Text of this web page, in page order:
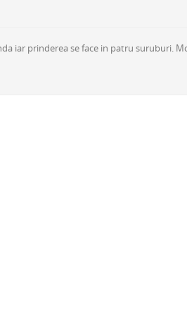
iar prinderea se face in patru suruburi.